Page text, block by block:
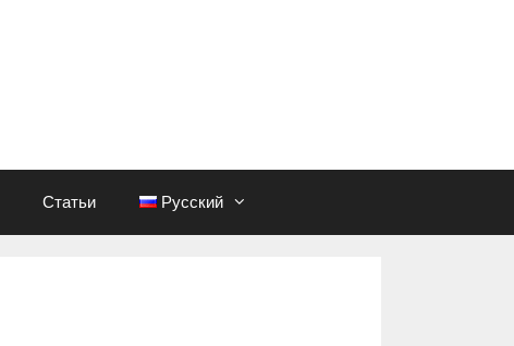
Статьи Русский